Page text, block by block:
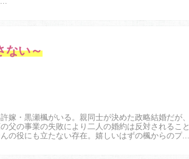
ない～
嫁・黒瀬楓がいる。親同士が決めた政略結婚だが、
父の事業の失敗により二人の婚約は反対されること
の役にも立たない存在。嬉しいはずの楓からのプロ